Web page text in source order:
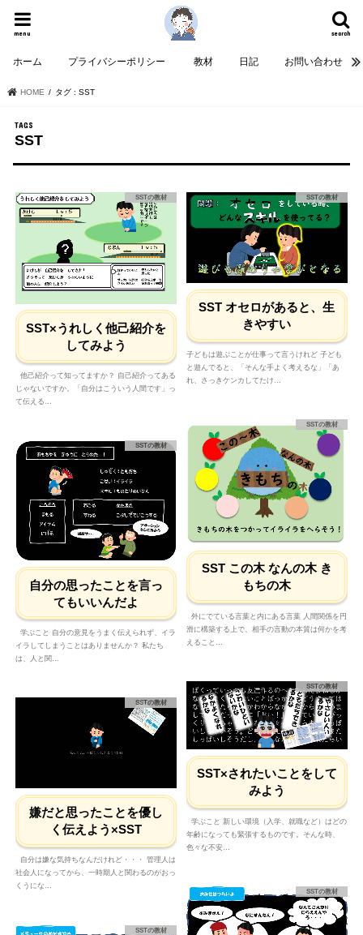
search
menu
ホーム プライバシーポリシー 教材 日記 お問い合わせ
HOME タグ : SST
SST
SSTの教材
SST×うれしく他己紹介を
してみよう
他己紹介って知ってますか？ 自己紹介ってある
じゃないですか。「自分はこういう人間です」っ
て伝える…
SSTの教材
SST オセロがあると、生
きやすい
子どもは遊ぶことが仕事って言うけれど 子ども
と遊んでると、「そんな手よく考えるな」「あ
れ、さっきケンカしてたけ…
SSTの教材
SST この木 なんの木 き
もちの木
外にでている言葉と内にある言葉 人間関係を円
滑に構築する上で、相手の言動の本質は何かを考
えること…
SSTの教材
自分の思ったことを言っ
てもいいんだよ
学ぶこと 自分の意見をうまく伝えられず、イラ
イラしてしまうことはありませんか？ 私たち
は、人と関…
SSTの教材
SST×されたいことをして
みよう
学ぶこと 新しい環境（入学、就職など）はどの
年齢になっても緊張するものです。そんな時、
色々な不安…
SSTの教材
嫌だと思ったことを優し
く伝えよう×SST
自分は嫌な気持ちなんだけれど・・・ 管理人は
社会人になってから、一時期人と関わるのがおっ
くうにな…
SSTの教材
SSTの教材